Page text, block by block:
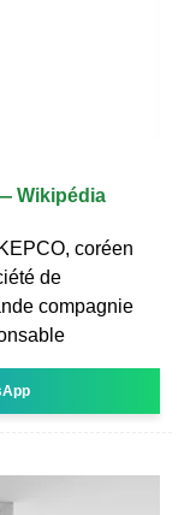
Wikipédia
coréen
de
compagnie